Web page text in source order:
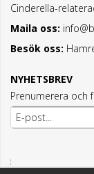
Cinderella-
Maila oss:
Besök oss:
NYHETSBREV
Prenumerera och